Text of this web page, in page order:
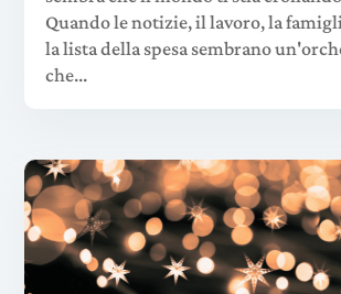
Quando le notizie, il lavoro, la
la lista della spesa sembrano
che...